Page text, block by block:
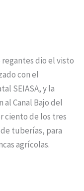
dio el visto
con el
SEIASA, y la
Canal Bajo del
ciento de los tres
tuberías, para
agrícolas.